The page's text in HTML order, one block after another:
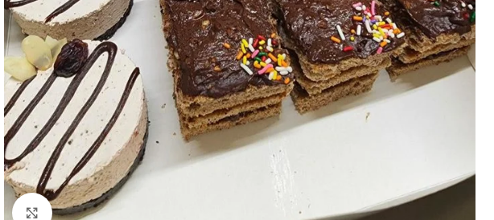
Haga clic para ampliar